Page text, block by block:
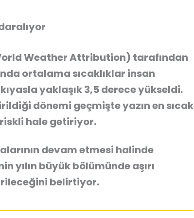
Weather Attribution) tarafından
ortalama sıcaklıklar insan
yaklaşık 3,5 derece yükseldi.
dönemi geçmişte yazın en sıcak
hale getiriyor.
devam etmesi halinde
yılın büyük bölümünde aşırı
belirtiyor.